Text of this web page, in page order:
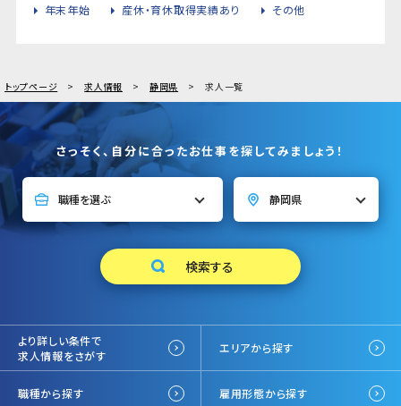
年末年始
産休・育休取得実績あり その他
トップページ 求人情報 静岡県 求人一覧
さっそく、自分に合ったお仕事を探してみましょう！
より詳しい条件で
求人情報をさがす
エリアから探す
職種から探す 雇用形態から探す